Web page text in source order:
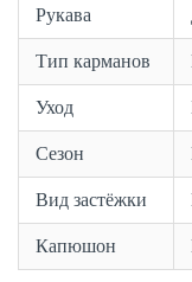
Рукава
Тип карманов
Уход
Сезон
Вид застёжки
Капюшон